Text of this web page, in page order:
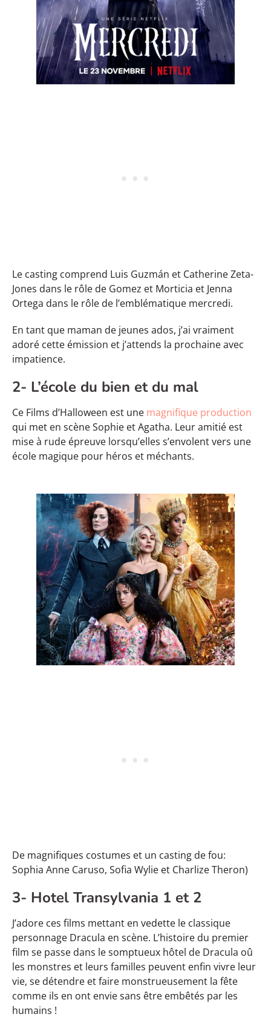
Le casting comprend Luis Guzmán et Catherine Zeta-
Jones dans le rôle de Gomez et Morticia et Jenna
Ortega dans le rôle de l’emblématique mercredi.
En tant que maman de jeunes ados, j’ai vraiment
adoré cette émission et j’attends la prochaine avec
impatience.
2- L’école du bien et du mal
Ce Films d’Halloween est une magnifique production
qui met en scène Sophie et Agatha. Leur amitié est
mise à rude épreuve lorsqu’elles s’envolent vers une
école magique pour héros et méchants.
De magnifiques costumes et un casting de fou:
Sophia Anne Caruso, Sofia Wylie et Charlize Theron)
3- Hotel Transylvania 1 et 2
J’adore ces films mettant en vedette le classique
personnage Dracula en scène. L’histoire du premier
film se passe dans le somptueux hôtel de Dracula oû
les monstres et leurs familles peuvent enfin vivre leur
vie, se détendre et faire monstrueusement la fête
comme ils en ont envie sans être embêtés par les
humains !